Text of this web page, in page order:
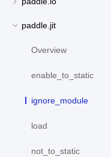
paddle.jit
Overview
enable_to_static
ignore_module
load
not_to_static